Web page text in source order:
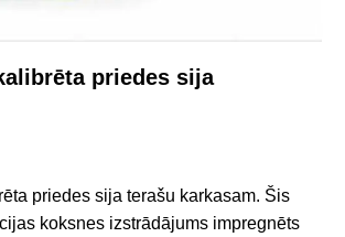
priedes sija
priedes sija terašu karkasam. Šis
koksnes izstrādājums impregnēts